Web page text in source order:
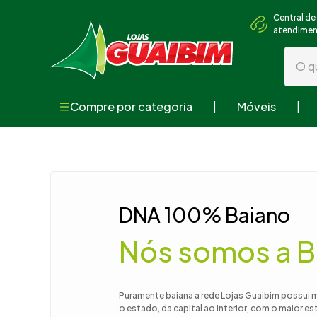
Central de
O
Compre por categoria Móveis
DNA 100% Baiano
Nós somos a
Puramente baiana a rede Lojas Guaibim
o estado, da capital ao interior, com o maior
Termos
4º
sofá
6
cama
7º
tv